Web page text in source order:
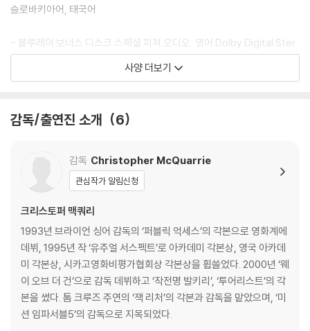
2) 스틸북 케이스 제작 과정에서 기포 혹은 경미한 인쇄 오류가 발생할 수
3) 렌티큘러 스틸북의 경우, 보호필름이 붙어 판매되기도 합니다. 보호필
름 손상에 의한 교환/반품은 불가합니다.
4) 본품 보호를 위해 노란색의 카톤 박스로 재포장한 경우, 카톤박스 손상
인을 위해 개봉 시의 동영상을 요청할 수 있으며, 동영상이 없는 경우 교
※ 디스크 재생 불량
1) 기기 문제로 인해 발생하는 재생 불량 현상에 대해서는 반품/교환이 불
가하니 최신 소프트웨어로 업데이트된 DVD/BD 전용 기기에서 재생하실
것을 권유해 드립니다.
2) 정전기와 먼지로 인해 재생이 원활하지 않은 경우가 있습니다. 디스크
를 마른 천으로 닦으시거나, DVD 클리너 등 전용 제품을 이용하면 대부분
해결됩니다.
3) 일부 PC 연결형 ODD의 경우 호환 상의 문제로 정상적인 디스크도 재
생이 불가능한 경우가 있습니다. 독립형 전용 플레이어 사용을 권장드리
며, ODD 사용으로 인한 재생 불량의 경우 교환 시에도 동일한 오류가 발
슬로바키아어, 태국어
- 블루레이 보너스 디스크 스페셜 피쳐 오디오: 영어 Dolby Digital Ster
eo 2.0
- 블루레이 보너스 디스크 스페셜 피쳐 자막: 한국어, 영어, 광동어, 만다
- 디스크 타입: 2 Discs - 4K UHD(본편): UHD100, BD25(보너스)
* 본 상품은 4K UHD 본편+ 스페셜피쳐가 수록된 블루레이 보너스 디스
된 상품으로, 블루레이 본편 디스크는 포함되어 있지 않으며
영화 본편은 4K UHD 디스크를 재생할 수 있는 기기에서만 감상하실 수
있습니다.
* 상기 스펙은 제작사의 사정에 따라 예고 없이 변동될 수 있습니다.
SPECIAL FEATURES(코멘터리 포함 한국어 자막 지원)
*4K UHD 본편 디스크*
-Commentary By Director Christopher McQuarrie And Editor E
사양 더보기
감독/출연진 소개 6
감독 Christopher McQuarrie
관심작가 알림신청
크리스토퍼 맥쿼리
1993년 브라이언 싱어 감독의 ‘퍼블릭 억세스’의 각본으로 영화계에
데뷔, 1995년 작 ‘유주얼 서스펙트’로 아카데미 각본상, 영국 아카데
미 각본상, 시카고영화비평가협회상 각본상을 휩쓸었다. 2000년 ‘웨
이 오브 더 건’으로 감독 데뷔하고 ‘작전명 발키리’, ‘투어리스트’의 각
본을 썼다. 톰 크루즈 주연의 ‘잭 리처’의 각본과 감독을 맡았으며, ‘미
션 임파서블5’의 감독으로 지목되었다.